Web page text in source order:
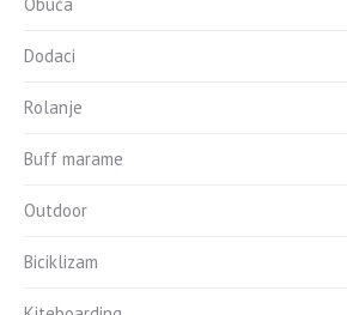
Dodaci
Rolanje
Buff marame
Outdoor
Biciklizam